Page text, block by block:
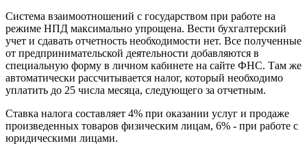
Система взаимоотношений с государством при работе на
режиме НПД максимально упрощена. Вести бухгалтерский
учет и сдавать отчетность необходимости нет. Все полученные
от предпринимательской деятельности добавляются в
специальную форму в личном кабинете на сайте ФНС. Там же
автоматически рассчитывается налог, который необходимо
уплатить до 25 числа месяца, следующего за отчетным.
Ставка налога составляет 4% при оказании услуг и продаже
произведенных товаров физическим лицам, 6% - при работе с
юридическими лицами.